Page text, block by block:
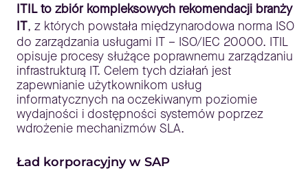
ITIL to zbiór kompleksowych rekomendacji branży
IT, z których powstała międzynarodowa norma ISO
do zarządzania usługami IT – ISO/IEC 20000. ITIL
opisuje procesy służące poprawnemu zarządzaniu
infrastrukturą IT. Celem tych działań jest
zapewnianie użytkownikom usług
informatycznych na oczekiwanym poziomie
wydajności i dostępności systemów poprzez
wdrożenie mechanizmów SLA.
Ład korporacyjny w SAP